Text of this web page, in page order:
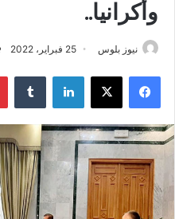
وأكرانيا..
نيوز بلوس 25 فبراير، 2022
فيسبوك X لينكدإن